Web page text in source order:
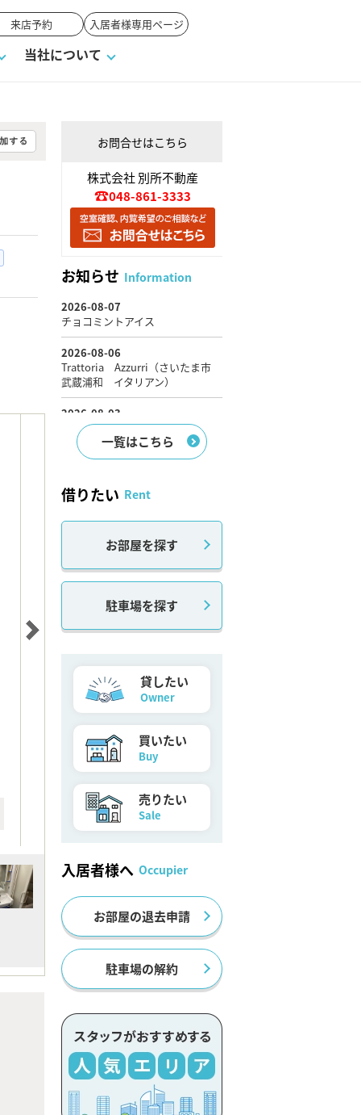
来店予約 入居者様専用ページ
高く売るポイント
当社について
お問合せはこちら
株式会社 別所不動産
048-861-3333
お知らせ Information
一覧はこちら
借りたい Rent
お部屋を探す
駐車場を探す
貸したい
Owner
買いたい
Buy
売りたい
Sale
入居者様へ Occupier
お部屋の退去申請
駐車場の解約